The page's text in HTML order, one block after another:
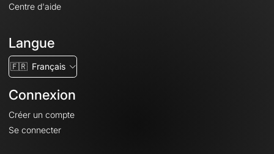
Centre d'aide
Langue
🇫🇷 Français
Connexion
Créer un compte
Se connecter